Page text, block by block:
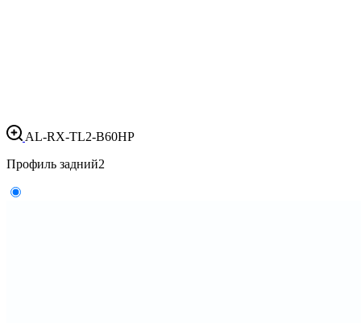
AL-RX-TL2-B60HP
Профиль задний2